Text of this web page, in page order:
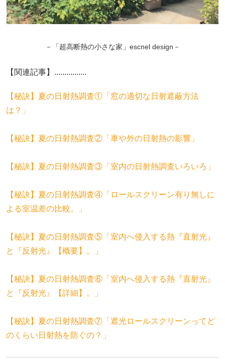
－「超高断熱の小さな家」escnel design－
【関連記事】................
【秘訣】夏の日射熱調査①「窓の適切な日射遮蔽方法
は？」
【秘訣】夏の日射熱調査②「車や外の日射熱の影響」
【秘訣】夏の日射熱調査③「室内の日射熱調査いろいろ」
【秘訣】夏の日射熱調査④「ロールスクリーン有り無しに
よる室温差の比較。」
【秘訣】夏の日射熱調査⑤「室内へ侵入する熱『直射光』
と『反射光』【概要】。」
【秘訣】夏の日射熱調査⑥「室内へ侵入する熱『直射光』
と『反射光』【詳細】。」
【秘訣】夏の日射熱調査⑦「遮光ロールスクリーンってど
のくらい日射熱を防ぐの？」